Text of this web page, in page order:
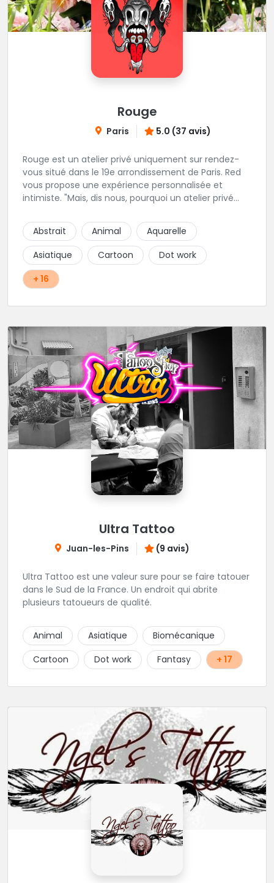
Rouge
Paris 5.0 (37 avis)
Rouge est un atelier privé uniquement sur rendez-
vous situé dans le 19e arrondissement de Paris. Red
vous propose une expérience personnalisée et
intimiste. "Mais, dis nous, pourquoi un atelier privé
qualité de service à tous les tatoué(e)s. L'intérêt est
de prendre son temps, faire les bons choix, et
toujours se donner à 1000 %. Sans oublier, une
hygiène irréprochable. La bonne humeur, l'échange,
le respect, faire un travail personnalisé et toujours de
qualité, sont les mots d'ordre dans cet atelier. " Si
Abstrait Animal
Aquarelle
Asiatique
Cartoon
Dot work
+ 16
Ultra Tattoo
Juan-les-Pins (9 avis)
Ultra Tattoo est une valeur sure pour se faire tatouer
dans le Sud de la France. Un endroit qui abrite
plusieurs tatoueurs de qualité.
Animal Asiatique
Biomécanique
Cartoon
Dot work Fantasy + 17